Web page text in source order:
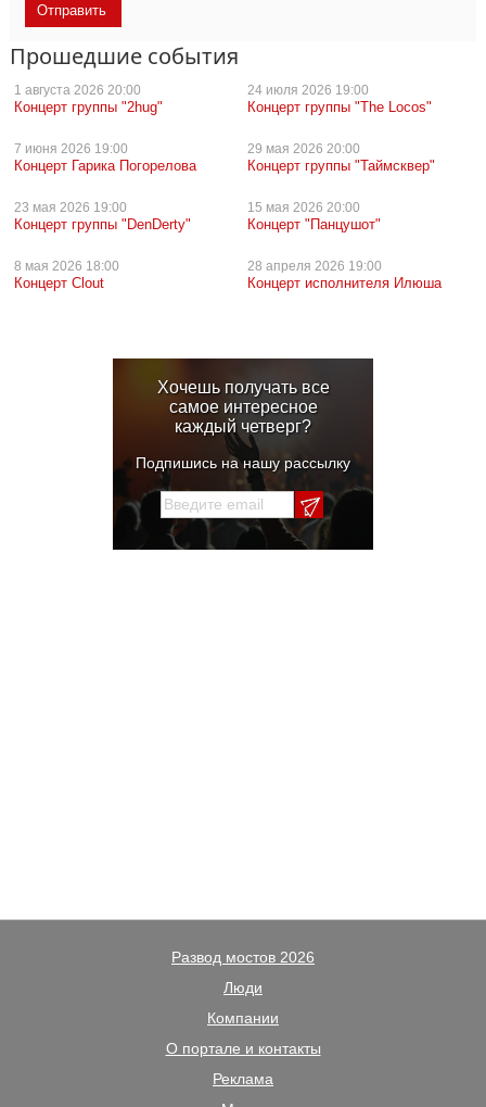
Прошедшие события
1 августа 2026 20:00
Концерт группы "2hug"
24 июля 2026 19:00
Концерт группы "The Locos"
7 июня 2026 19:00
Концерт Гарика Погорелова
29 мая 2026 20:00
Концерт группы "Таймсквер"
23 мая 2026 19:00
Концерт группы "DenDerty"
15 мая 2026 20:00
Концерт "Панцушот"
8 мая 2026 18:00
Концерт Clout
28 апреля 2026 19:00
Концерт исполнителя Илюша
Хочешь получать все
самое интересное
каждый четверг?
Подпишись на нашу рассылку
Развод мостов 2026
Люди
Компании
О портале и контакты
Реклама